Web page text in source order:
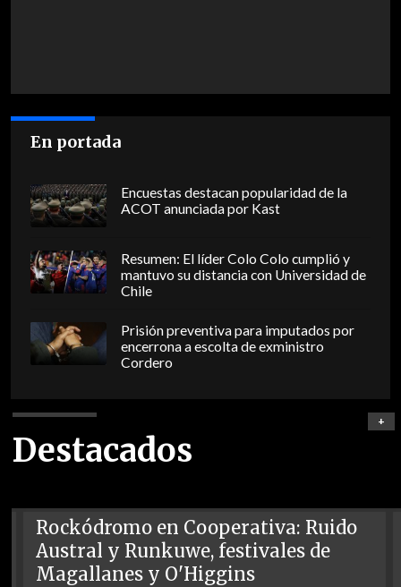
En portada
Encuestas destacan popularidad de la
ACOT anunciada por Kast
Resumen: El líder Colo Colo cumplió y
mantuvo su distancia con Universidad de
Chile
Prisión preventiva para imputados por
encerrona a escolta de exministro
Cordero
Destacados
+
Rockódromo en Cooperativa: Ruido
Austral y Runkuwe, festivales de
Magallanes y O'Higgins